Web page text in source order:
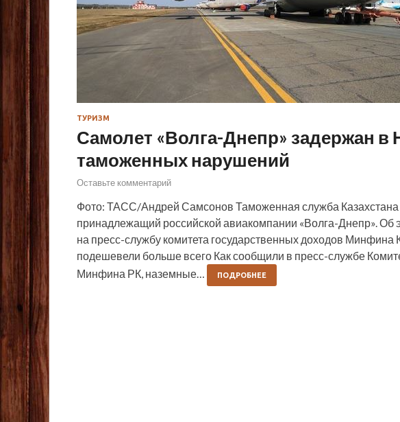
ТУРИЗМ
Самолет «Волга-Днепр» задержан в
таможенных нарушений
Оставьте комментарий
Фото: ТАСС/Андрей Самсонов Таможенная служба Казахстана
принадлежащий российской авиакомпании «Волга-Днепр». Об
на пресс-службу комитета государственных доходов Минфина
подешевели больше всего Как сообщили в пресс-службе
Минфина РК, наземные…
ПОДРОБНЕЕ